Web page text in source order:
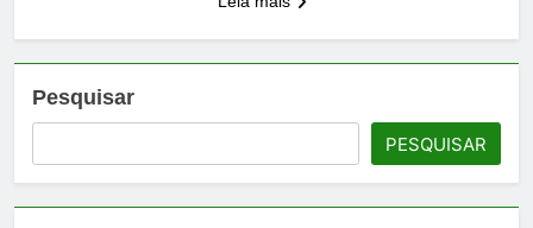
Pesquisar
PESQUISAR